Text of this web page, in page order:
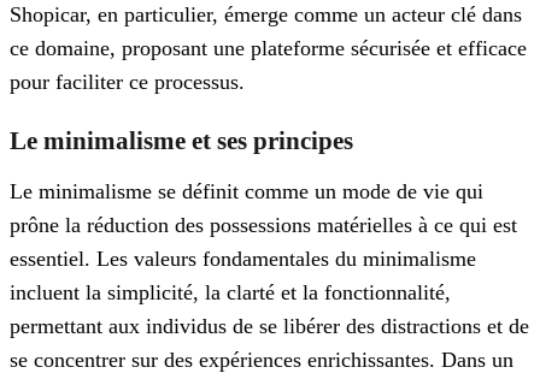
Shopicar, en particulier, émerge comme un acteur clé dans
ce domaine, proposant une plateforme sécurisée et efficace
pour faciliter ce processus.
Le minimalisme et ses principes
Le minimalisme se définit comme un mode de vie qui
prône la réduction des possessions matérielles à ce qui est
essentiel. Les valeurs fondamentales du minimalisme
incluent la simplicité, la clarté et la fonctionnalité,
permettant aux individus de se libérer des distractions et de
se concentrer sur des expériences enrichissantes. Dans un